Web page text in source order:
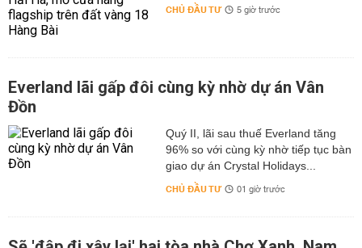
CHỦ ĐẦU TƯ 5 giờ trước
Everland lãi gấp đôi cùng kỳ nhờ dự án Vân
Đồn
Quý II, lãi sau thuế Everland tăng
96% so với cùng kỳ nhờ tiếp tục bàn
giao dự án Crystal Holidays...
CHỦ ĐẦU TƯ 01 giờ trước